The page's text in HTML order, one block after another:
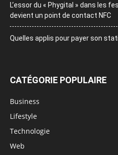
L’essor du « Phygital » dans les
devient un point de contact NFC
Quelles applis pour payer son
CATÉGORIE POPULAIRE
Business
Lifestyle
Technologie
Web